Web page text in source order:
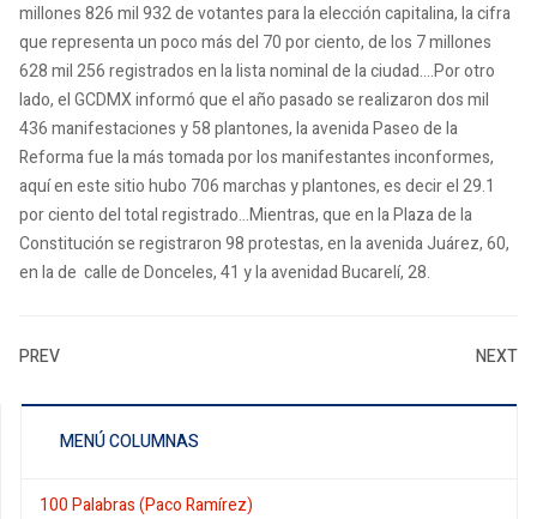
millones 826 mil 932 de votantes para la elección capitalina, la cifra
que representa un poco más del 70 por ciento, de los 7 millones
628 mil 256 registrados en la lista nominal de la ciudad….Por otro
lado, el GCDMX informó que el año pasado se realizaron dos mil
436 manifestaciones y 58 plantones, la avenida Paseo de la
Reforma fue la más tomada por los manifestantes inconformes,
aquí en este sitio hubo 706 marchas y plantones, es decir el 29.1
por ciento del total registrado…Mientras, que en la Plaza de la
Constitución se registraron 98 protestas, en la avenida Juárez, 60,
en la de calle de Donceles, 41 y la avenidad Bucarelí, 28.
PREV NEXT
MENÚ COLUMNAS
100 Palabras (Paco Ramírez)